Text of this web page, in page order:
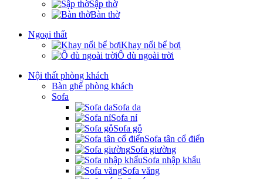
Sập thờ
Bàn thờ
Ngoại thất
Khay nổi bể bơi
Ô dù ngoài trời
Nội thất phòng khách
Bàn ghế phòng khách
Sofa
Sofa da
Sofa nỉ
Sofa gỗ
Sofa tân cổ điển
Sofa giường
Sofa nhập khẩu
Sofa văng